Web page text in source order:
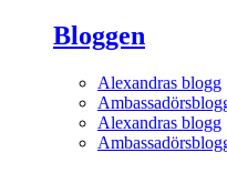
Bloggen
Alexandras blogg
Alexandras blogg